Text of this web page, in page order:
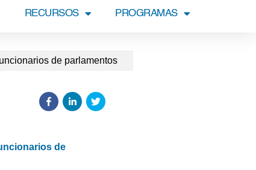
RECURSOS PROGRAMAS
de parlamentos
de